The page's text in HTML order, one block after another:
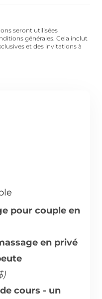
seront utilisées
générales. Cela inclut
et des invitations à
pour couple en
en privé
cours - un